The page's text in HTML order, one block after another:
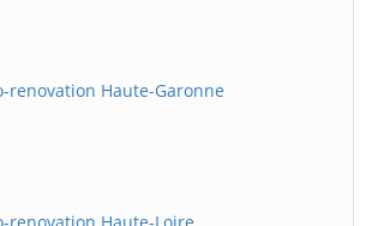
renovation Haute-Garonne